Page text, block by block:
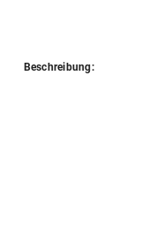
Beschreibung: